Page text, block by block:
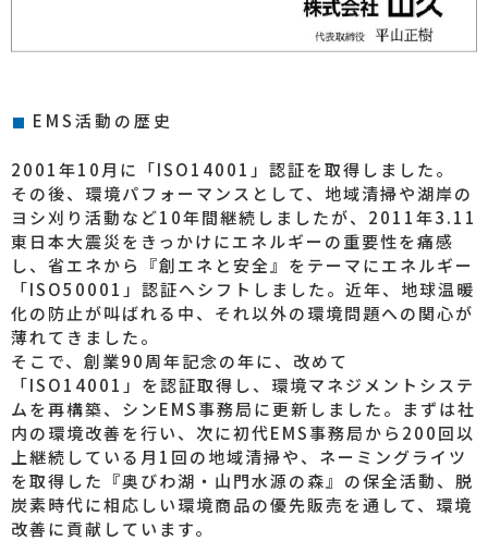
EMS活動の歴史
2001年10月に「ISO14001」認証を取得しました。
その後、環境パフォーマンスとして、地域清掃や湖岸の
ヨシ刈り活動など10年間継続しましたが、2011年3.11
東日本大震災をきっかけにエネルギーの重要性を痛感
し、省エネから『創エネと安全』をテーマにエネルギー
「ISO50001」認証へシフトしました。近年、地球温暖
化の防止が叫ばれる中、それ以外の環境問題への関心が
薄れてきました。
そこで、創業90周年記念の年に、改めて
「ISO14001」を認証取得し、環境マネジメントシステ
ムを再構築、シンEMS事務局に更新しました。まずは社
内の環境改善を行い、次に初代EMS事務局から200回以
上継続している月1回の地域清掃や、ネーミングライツ
を取得した『奥びわ湖・山門水源の森』の保全活動、脱
炭素時代に相応しい環境商品の優先販売を通して、環境
改善に貢献しています。